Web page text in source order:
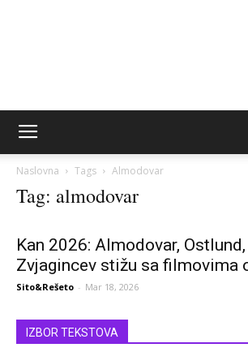
Naslovna Tags Almodovar
Tag: almodovar
Kan 2026: Almodovar,
Zvjagincev stižu sa filmovima
Sito&Rešeto - Mar 18, 2026
IZBOR TEKSTOVA